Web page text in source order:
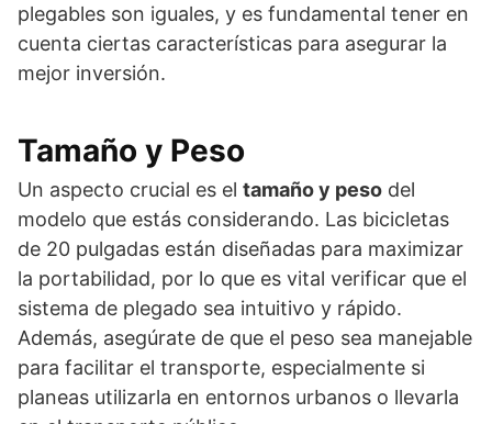
plegables son iguales, y es fundamental tener en
cuenta ciertas características para asegurar la
mejor inversión.
Tamaño y Peso
Un aspecto crucial es el tamaño y peso del
modelo que estás considerando. Las bicicletas
de 20 pulgadas están diseñadas para maximizar
la portabilidad, por lo que es vital verificar que el
sistema de plegado sea intuitivo y rápido.
Además, asegúrate de que el peso sea manejable
para facilitar el transporte, especialmente si
planeas utilizarla en entornos urbanos o llevarla